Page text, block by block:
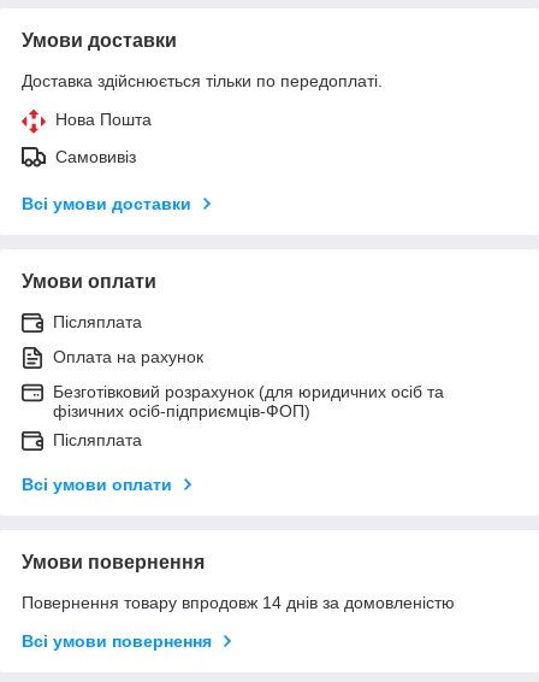
Умови доставки
Доставка здійснюється тільки по передоплаті.
Нова Пошта
Самовивіз
Всі умови доставки
Умови оплати
Післяплата
Оплата на рахунок
Безготівковий розрахунок (для юридичних осіб та
фізичних осіб-підприємців-ФОП)
Післяплата
Всі умови оплати
Умови повернення
Повернення товару впродовж 14 днів за домовленістю
Всі умови повернення